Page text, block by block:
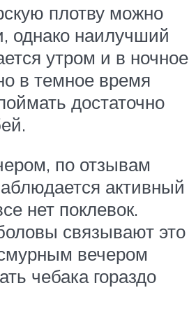
плотву можно
однако наилучший
утром и в ночное
в темное время
достаточно
по отзывам
активный
нет поклевок.
связывают это
вечером
чебака гораздо